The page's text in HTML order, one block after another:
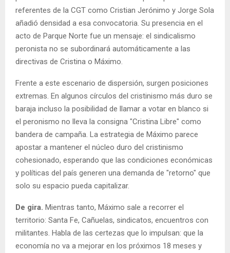
referentes de la CGT como Cristian Jerónimo y Jorge Sola
añadió densidad a esa convocatoria. Su presencia en el
acto de Parque Norte fue un mensaje: el sindicalismo
peronista no se subordinará automáticamente a las
directivas de Cristina o Máximo.
Frente a este escenario de dispersión, surgen posiciones
extremas. En algunos círculos del cristinismo más duro se
baraja incluso la posibilidad de llamar a votar en blanco si
el peronismo no lleva la consigna "Cristina Libre" como
bandera de campaña. La estrategia de Máximo parece
apostar a mantener el núcleo duro del cristinismo
cohesionado, esperando que las condiciones económicas
y políticas del país generen una demanda de "retorno" que
solo su espacio pueda capitalizar.
De gira. Mientras tanto, Máximo sale a recorrer el
territorio: Santa Fe, Cañuelas, sindicatos, encuentros con
militantes. Habla de las certezas que lo impulsan: que la
economía no va a mejorar en los próximos 18 meses y